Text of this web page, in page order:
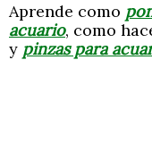
Aprende como
acuario, como
y pinzas para